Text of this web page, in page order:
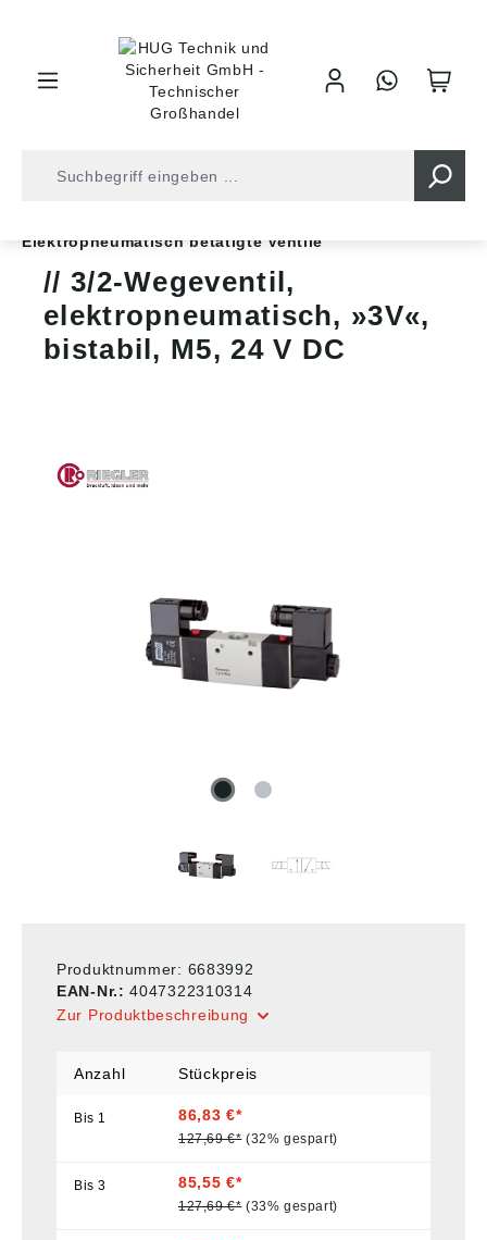
Elektropneumatisch betätigte Ventile
3/2-Wegeventil,
elektropneumatisch, »3V«,
bistabil, M5, 24 V DC
Produktnummer: 6683992
EAN-Nr.:4047322310314
Zur Produktbeschreibung
Anzahl Stückpreis
Bis 1 86,83 €*
127,69 €* (32% gespart)
Bis3 85,55 €*
127,69 €* (33% gespart)